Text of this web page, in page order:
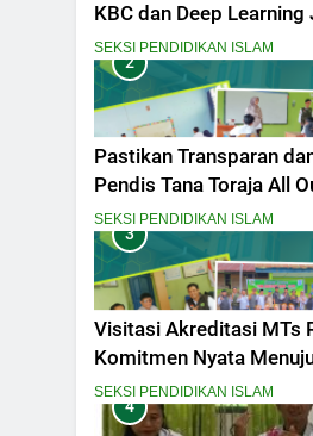
KBC dan Deep Learning
Workshop di Tana Toraja
SEKSI PENDIDIKAN ISLAM
2
Pastikan Transparan
Pendis Tana Toraja All
Madrasah
SEKSI PENDIDIKAN ISLAM
3
Visitasi Akreditasi MTs
Komitmen Nyata
dan Berdaya Saing
SEKSI PENDIDIKAN ISLAM
4